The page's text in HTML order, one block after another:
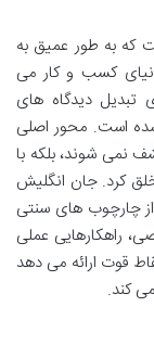
به طور عمیق به
کسب و کار می
تبدیل دیدگاه های
است. محور اصلی
نمی شوند، بلکه با
کرد. جان انگلیش
از چارچوب های سنتی
راهکارهایی عملی
قوت ارائه می دهد
کند.